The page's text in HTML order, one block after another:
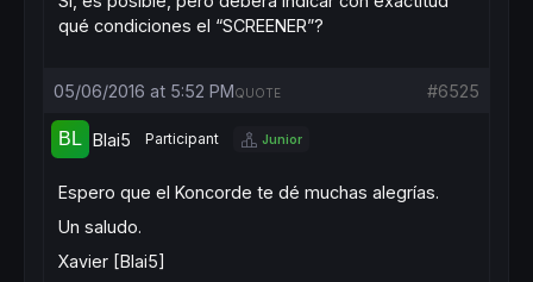
qué condiciones el “SCREENER”?
05/06/2016 at 5:52 PM #6525
QUOTE
Blai5 Participant Junior
Espero que el Koncorde te dé muchas alegrías.
Un saludo.
Xavier [Blai5]